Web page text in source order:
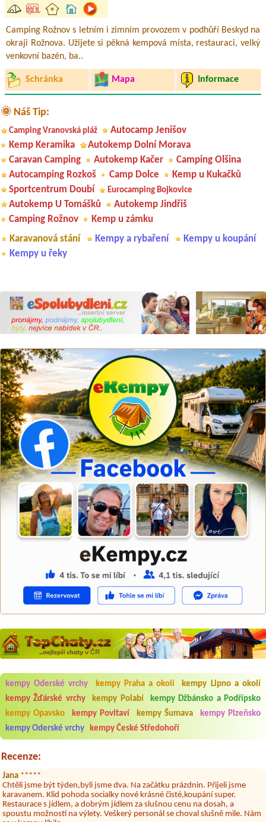
Camping Rožnov s letním i zimním provozem v podhůří Beskyd na
okraji Rožnova. Užijete si pěkná kempová místa, restauraci, velký
venkovní bazén, ba..
Schránka Mapa Informace
🌞 Náš Tip:
Camping Vranovská pláž
Autocamp Jenišov
Kemp Keramika
Autokemp Dolní Morava
Caravan Camping
Autokemp Kačer
Camping Olšina
Autocamping Rozkoš
Camp Dolce
Kemp u Kukačků
Sportcentrum Doubí
Eurocamping Bojkovice
Autokemp U Tomášků
Autokemp Jindřiš
Camping Rožnov
Kemp u zámku
Karavanová stání
Kempy a rybaření
Kempy u koupání
Kempy u řeky
kempy Oderské vrchy kempy Praha a okolí
kempy Lipno a okolí
kempy Žďárské vrchy
kempy Polabí
kempy Džbánsko a Podřípsko
kempy Opavsko
kempy Povltaví kempy Šumava
kempy Plzeňsko
kempy Oderské vrchy
kempy České Středohoří
Recenze:
Aneta Melicharová***
Byli jsme zde v týdnu od 25.7. do 1.8. 2026. Kemp jako takový je pěkný.
V umývárně i na WC bylo vždy čisto, doplněný papír i utěrky, což při
množství návštěvníků není samozřejmost. V kempu je obchod a
restaurace, kebab a další občerstvení. Co nás ale velice zklamalo byl
celodenní hluk z repráků u stanů a absolutní bezohlednost ostatních
ubytovaných. Přes den jsem si připadala jak na pouti- z každého koutu
hrála jiná hudba.Kemp pěkný, ale takový rámus jsme ještě nezažili...
Jana
Chtěli jsme být týden,byli jsme dva. Na začátku prázdnin. Přijeli jsme
karavanem. Klid pohoda socialky nové krásné čisté,koupání super.
Restaurace s jídlem, a dobrým jídlem za slušnou cenu na dosah, a
spoustu možností na výlety. Veškerý personál se choval slušně mile. Nám
se v kempu líbilo.